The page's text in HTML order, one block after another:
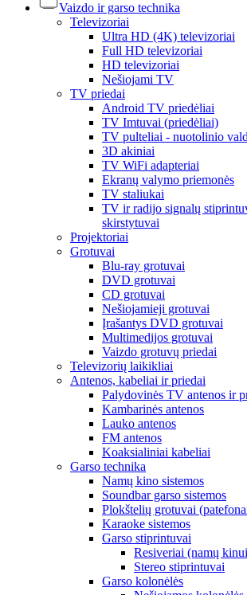
Vaizdo ir garso technika
Televizoriai
Ultra HD (4K) televizoriai
Full HD televizoriai
HD televizoriai
Nešiojami TV
TV priedai
Android TV priedėliai
TV Imtuvai (priedėliai)
TV pulteliai - nuotolinio
3D akiniai
TV WiFi adapteriai
Ekranų valymo priemonės
TV staliukai
TV ir radijo signalų
skirstytuvai
Projektoriai
Grotuvai
Blu-ray grotuvai
DVD grotuvai
CD grotuvai
Nešiojamieji grotuvai
Įrašantys DVD grotuvai
Multimedijos grotuvai
Vaizdo grotuvų priedai
Televizorių laikikliai
Antenos, kabeliai ir priedai
Palydovinės TV antenos ir
Kambarinės antenos
Lauko antenos
FM antenos
Koaksialiniai kabeliai
Garso technika
Namų kino sistemos
Soundbar garso sistemos
Plokštelių grotuvai
Karaoke sistemos
Garso stiprintuvai
Resiveriai (namų
Stereo stiprintuvai
Garso kolonėlės